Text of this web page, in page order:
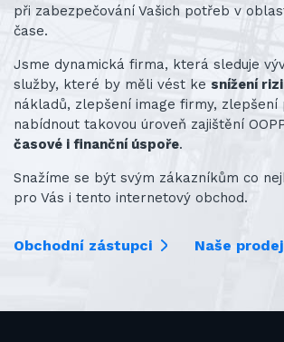
při zabezpečování Vašich potřeb v
čase.
Jsme dynamická firma, která sleduje
služby, které by měli vést ke snížení
nákladů, zlepšení image firmy, zlepšení
nabídnout takovou úroveň zajištění
časové i finanční úspoře.
Snažíme se být svým zákazníkům co
pro Vás i tento internetový obchod.
Obchodní zástupci Naše